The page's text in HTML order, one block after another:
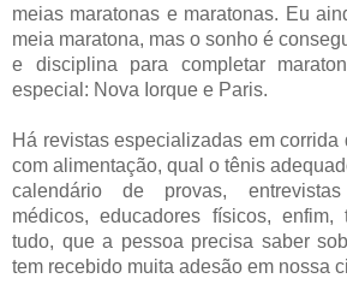
meias maratonas e maratonas. Eu
meia maratona, mas o sonho é
e disciplina para completar
especial: Nova Iorque e Paris.
Há revistas especializadas em
com alimentação, qual o tênis
calendário de provas,
médicos, educadores físicos,
tudo, que a pessoa precisa saber
tem recebido muita adesão em nossa